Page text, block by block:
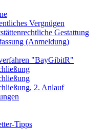
Vergnügen
Gestattung
(Anmeldung)
"BayGibitR"
2. Anlauf
Tipps